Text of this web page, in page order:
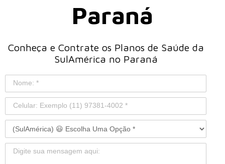
Paraná
Conheça e Contrate os Planos de Saúde da
SulAmérica no Paraná